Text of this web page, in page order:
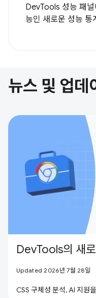
DevTools 성능 패
능인 새로운 성능 통
뉴스 및 업데
DevTools의 새
Updated 2026년 7월 28일
CSS 구체성 분석, AI 지원